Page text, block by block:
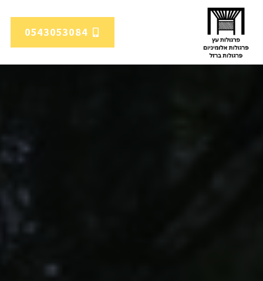
0543053084